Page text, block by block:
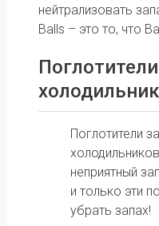
нейтрализовать
Balls – это то, что
Поглотители
неприятный
и только эти
убрать запах!